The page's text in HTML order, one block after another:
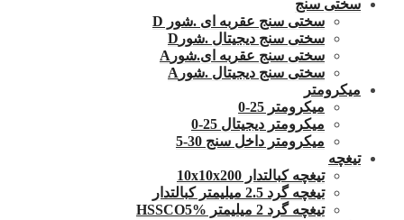
سختی سنج
سختی سنج عقربه ای .شور D
سختی سنج دیجیتال .شورD
سختی سنج عقربه ای.شورA
سختی سنج دیجیتال .شورA
میکرومتر
میکرومتر 25-0
میکرومتر دیجیتال 25-0
میکرومتر داخل سنج 30-5
تیغچه
تیغچه کبالتدار 10x10x200
تیغچه گرد 2.5 میلیمتر کبالتدار
تیغچه گرد 2 میلیمتر HSSCO5%